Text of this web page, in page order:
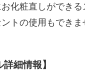
化粧直しができ
トの使用もできま
詳細情報】